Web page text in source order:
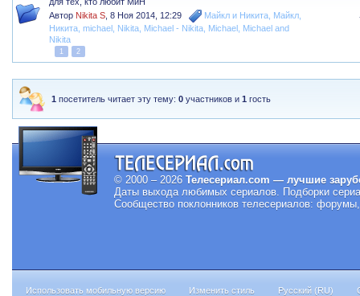
Автор Nikita S ,8 Ноя 2014, 12:29 Майкл и Никита Майкл
Никита ,michael Nikita Michael - Nikita Michael Michael and
Nikita
1 2
1 посетитель читает эту тему:0 участников и1 гость
© 2000 – 2026 Телесериал.com — лучшие
Даты выхода любимых сериалов.
Подборки
Сообщество поклонников телесериалов:
Использовать мобильную версию Изменить стиль Русский (RU)